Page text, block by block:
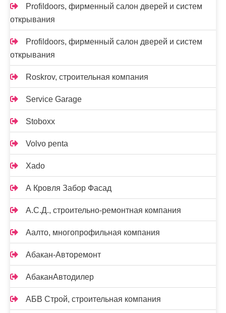
Profildoors, фирменный салон дверей и систем
открывания
Profildoors, фирменный салон дверей и систем
открывания
Roskrov, строительная компания
Service Garage
Stoboxx
Volvo penta
Xado
А Кровля Забор Фасад
А.С.Д., строительно-ремонтная компания
Аалто, многопрофильная компания
Абакан-Авторемонт
АбаканАвтодилер
АБВ Строй, строительная компания